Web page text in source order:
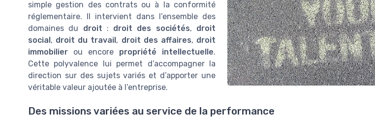
simple gestion des contrats ou à la conformité
réglementaire. Il intervient dans l’ensemble des
domaines du droit : droit des sociétés, droit
social, droit du travail, droit des affaires, droit
immobilier ou encore propriété intellectuelle.
Cette polyvalence lui permet d’accompagner la
direction sur des sujets variés et d’apporter une
véritable valeur ajoutée à l’entreprise.
Des missions variées au service de la performance